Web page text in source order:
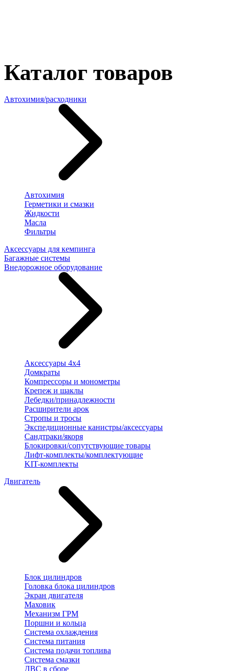
Каталог товаров
Автохимия/расходники
Автохимия
Герметики и смазки
Жидкости
Масла
Фильтры
Аксессуары для кемпинга
Багажные системы
Внедорожное оборудование
Аксессуары 4х4
Домкраты
Компрессоры и монометры
Крепеж и шаклы
Лебедки/принадлежности
Расширители арок
Стропы и тросы
Экспедиционные канистры/аксессуары
Сандтраки/якоря
Блокировки/сопутствующие товары
Лифт-комплекты/комплектующие
KIT-комплекты
Двигатель
Блок цилиндров
Головка блока цилиндров
Экран двигателя
Маховик
Механизм ГРМ
Поршни и кольца
Система охлаждения
Система питания
Система подачи топлива
Система смазки
ДВС в сборе